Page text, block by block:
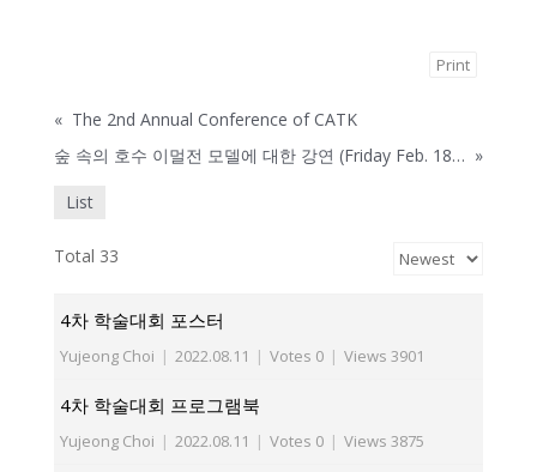
Print
« The 2nd Annual Conference of CATK
숲 속의 호수 이멀전 모델에 대한 강연 (Friday Feb. 18, Dr. Ross King, UBC) »
List
Total 33
4차 학술대회 포스터
Yujeong Choi | 2022.08.11 | Votes 0 | Views 3901
4차 학술대회 프로그램북
Yujeong Choi | 2022.08.11 | Votes 0 | Views 3875